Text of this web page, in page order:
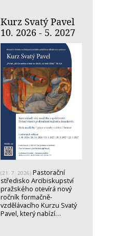
Kurz Svatý Pavel
10. 2026 - 5. 2027
(21. 7. 2026) Pastorační
středisko Arcibiskupství
pražského otevírá nový
ročník formačně-
vzdělávacího Kurzu Svatý
Pavel, který nabízí…